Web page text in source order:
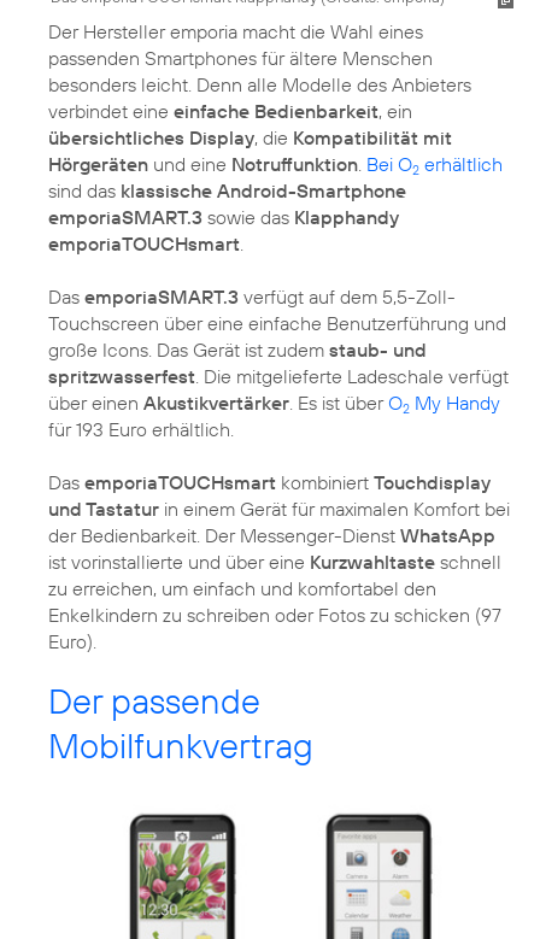
Der Hersteller emporia macht die Wahl eines
passenden Smartphones für ältere Menschen
besonders leicht. Denn alle Modelle des Anbieters
verbindet eine einfache Bedienbarkeit, ein
übersichtliches Display, die Kompatibilität mit
Hörgeräten und eine Notruffunktion Bei O2 erhältlich
sind das klassische Android-Smartphone
emporiaSMART.3 sowie das Klapphandy
emporiaTOUCHsmart
Das emporiaSMART.3 verfügt auf dem 5,5-Zoll-
Touchscreen über eine einfache Benutzerführung und
große Icons. Das Gerät ist zudem staub- und
spritzwasserfest . Die mitgelieferte Ladeschale verfügt
über einen Akustikvertärker . Es ist überO2 My Handy
für 193 Euro erhältlich.
Das emporiaTOUCHsmart kombiniert Touchdisplay
und Tastatur in einem Gerät für maximalen Komfort bei
der Bedienbarkeit. Der Messenger-Dienst WhatsApp
ist vorinstallierte und über eine Kurzwahltaste schnell
zu erreichen, um einfach und komfortabel den
Enkelkindern zu schreiben oder Fotos zu schicken (97
Euro).
Der passende
Mobilfunkvertrag